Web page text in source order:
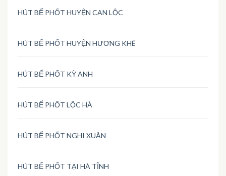
HÚT BỂ PHỐT HUYỆN CAN LỘC
HÚT BỂ PHỐT HUYỆN HƯƠNG KHÊ
HÚT BỂ PHỐT KỲ ANH
HÚT BỂ PHỐT LỘC HÀ
HÚT BỂ PHỐT NGHI XUÂN
HÚT BỂ PHỐT TẠI HÀ TĨNH